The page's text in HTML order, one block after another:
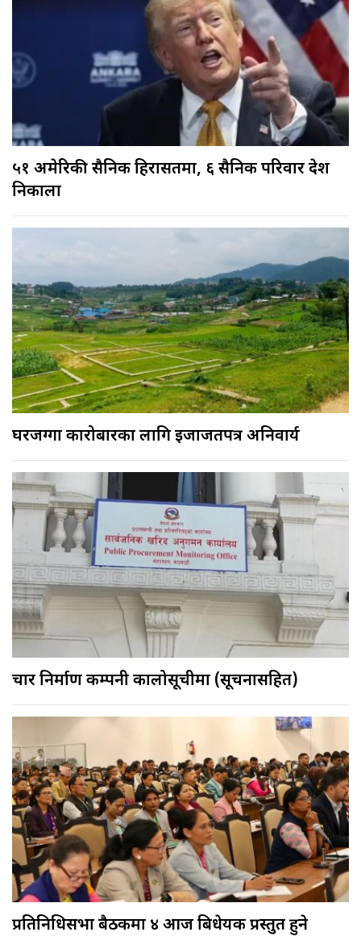
५१ अमेरिकी सैनिक हिरासतमा, ६ सैनिक परिवार देश
निकाला
घरजग्गा कारोबारका लागि इजाजतपत्र अनिवार्य
चार निर्माण कम्पनी कालोसूचीमा (सूचनासहित)
प्रतिनिधिसभा बैठकमा ४ आज बिधेयक प्रस्तुत हुने